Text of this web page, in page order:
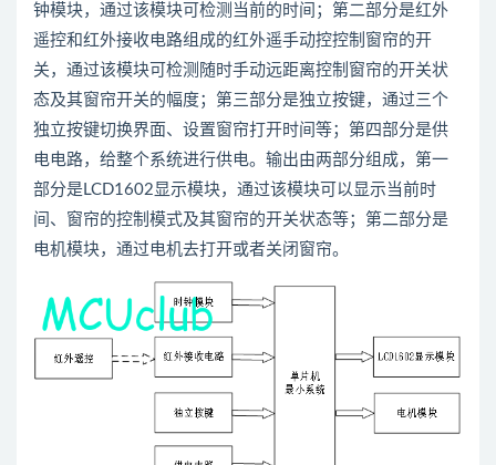
钟模块，通过该模块可检测当前的时间；第二部分是红外
遥控和红外接收电路组成的红外遥手动控控制窗帘的开
关，通过该模块可检测随时手动远距离控制窗帘的开关状
态及其窗帘开关的幅度；第三部分是独立按键，通过三个
独立按键切换界面、设置窗帘打开时间等；第四部分是供
电电路，给整个系统进行供电。输出由两部分组成，第一
部分是LCD1602显示模块，通过该模块可以显示当前时
间、窗帘的控制模式及其窗帘的开关状态等；第二部分是
电机模块，通过电机去打开或者关闭窗帘。